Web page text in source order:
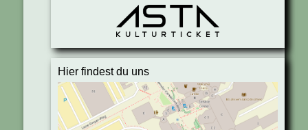
Hier findest du uns